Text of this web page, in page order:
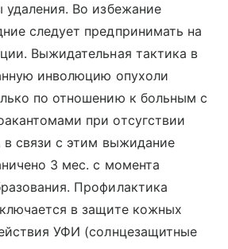
Во избежание
следует предпринимать на
Выжидательная тактика в
инволюцию опухоли
по отношению к больным с
при отсугствии
в связи с этим выжидание
3 мес. с момента
Профилактика
в защите кожных
УФИ (солнцезащитные